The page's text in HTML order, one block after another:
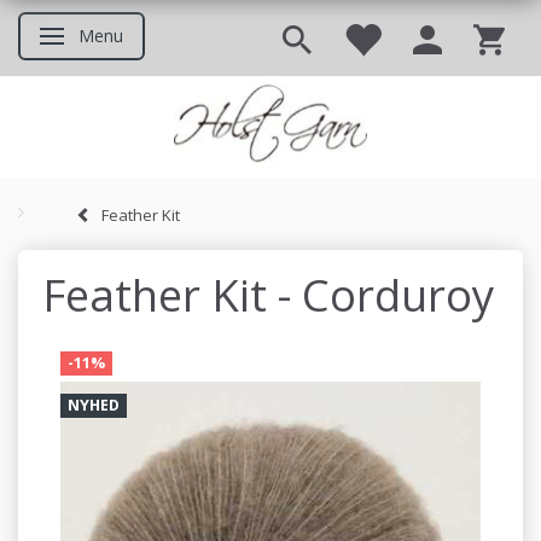
Skifte navigation
Menu
Godt at vide inden du
Feather Kit
Feather Kit - Corduroy
-11%
NYHED